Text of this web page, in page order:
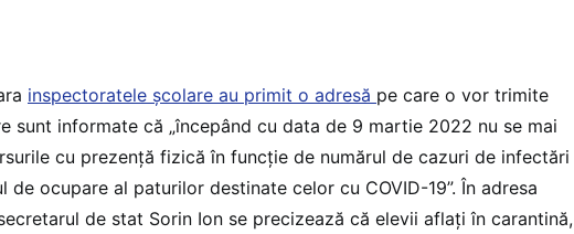
inspectoratele școlare au primit o adresă pe care o vor trimite
sunt informate că „începând cu data de 9 martie 2022 nu se mai
cu prezență fizică în funcție de numărul de cazuri de infectări
de ocupare al paturilor destinate celor cu COVID-19”. În adresa
de stat Sorin Ion se precizează că elevii aflați în carantină,